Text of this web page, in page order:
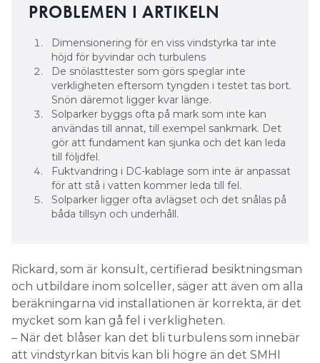
PROBLEMEN I ARTIKELN
Dimensionering för en viss vindstyrka tar inte
höjd för byvindar och turbulens
De snölasttester som görs speglar inte
verkligheten eftersom tyngden i testet tas bort.
Snön däremot ligger kvar länge.
Solparker byggs ofta på mark som inte kan
användas till annat, till exempel sankmark. Det
gör att fundament kan sjunka och det kan leda
till följdfel.
Fuktvandring i DC-kablage som inte är anpassat
för att stå i vatten kommer leda till fel.
Solparker ligger ofta avlägset och det snålas på
båda tillsyn och underhåll.
Rickard, som är konsult, certifierad besiktningsman
och utbildare inom solceller, säger att även om alla
beräkningarna vid installationen är korrekta, är det
mycket som kan gå fel i verkligheten.
– När det blåser kan det bli turbulens som innebär
att vindstyrkan bitvis kan bli högre än det SMHI